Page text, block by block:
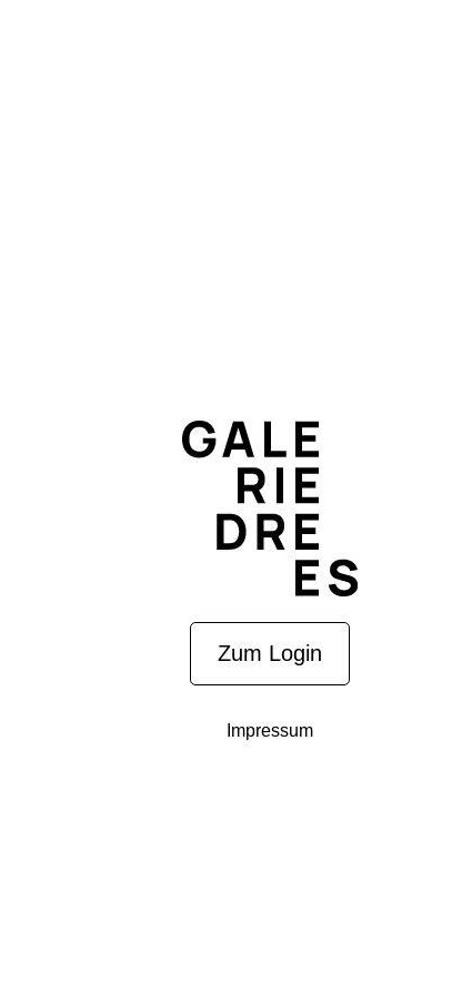
Zum Login
Impressum